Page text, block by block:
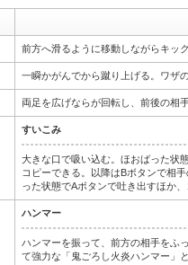
前方へ滑るように移動しながらキッ
一瞬かがんでから蹴り上げる。ワザ
両足を広げならが回転し、前後の相
すいこみ
大きな口で吸い込む。ほおばった状
コピーできる。以降はBボタンで相
った状態でAボタンで吐き出すほか
ハンマー
ハンマーを振って、前方の相手をふ
て強力な「鬼ごろし火炎ハンマー」